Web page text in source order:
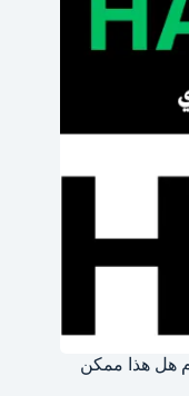
هل هذا ممكن